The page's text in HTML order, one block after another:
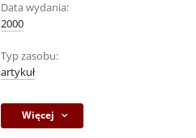
Data wydania:
2000
Typ zasobu:
artykuł
Więcej